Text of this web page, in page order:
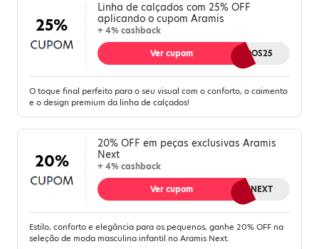
25%
Linha de calçados com 25% OFF
aplicando o cupom Aramis
+ 4% cashback
CALCADOS25
Ver cupom
O toque final perfeito para o seu visual com o conforto, o caimento
e o design premium da linha de calçados!
20%
20% OFF em peças exclusivas Aramis
Next
+ 4% cashback
USENEXT
Ver cupom
Estilo, conforto e elegância para os pequenos, ganhe 20% OFF na
seleção de moda masculina infantil no Aramis Next.